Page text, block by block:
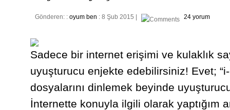
Gönderen: : oyum ben : 8 Şub 2015 | 24 yorum
Sadece bir internet erişimi ve kulaklık
uyuşturucu enjekte edebilirsiniz! Evet;
dosyalarını dinlemek beyinde
İnternette konuyla ilgili olarak yaptığım